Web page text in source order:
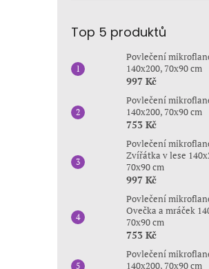
Top 5 produktů
Povlečení
140x200, 70x90 cm
997 Kč
Povlečení
140x200, 70x90 cm
753 Kč
Povlečení
Zvířátka v lese
70x90 cm
997 Kč
Povlečení
Ovečka a mráček
70x90 cm
753 Kč
Povlečení
140x200, 70x90 cm